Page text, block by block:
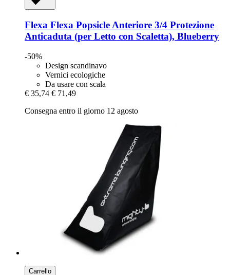
Flexa Flexa Popsicle Anteriore 3/4 Protezione
Anticaduta (per Letto con Scaletta), Blueberry
-50%
Design scandinavo
Vernici ecologiche
Da usare con scala
€ 35,74 € 71,49
Consegna entro il giorno 12 agosto
Carrello